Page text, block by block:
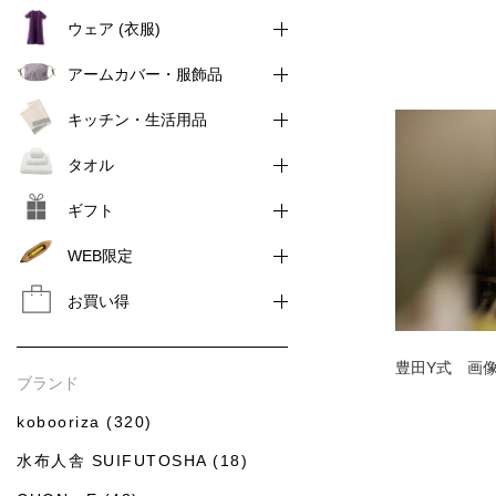
豊田Y式 画
ウェア (衣服)
アームカバー・服飾品
キッチン・生活用品
タオル
ギフト
WEB限定
お買い得
ブランド
kobooriza (320)
水布人舎 SUIFUTOSHA (18)